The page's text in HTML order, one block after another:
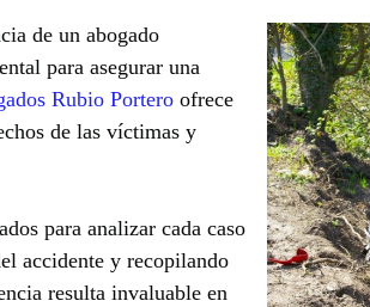
de un abogado
para asegurar una
Rubio Portero ofrece
de las víctimas y
para analizar cada caso
accidente y recopilando
resulta invaluable en